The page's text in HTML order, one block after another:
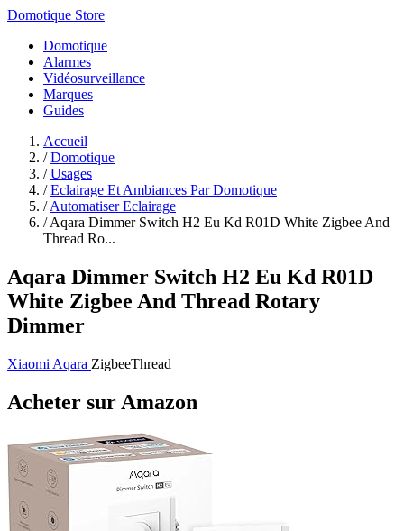
Domotique Store
Domotique
Alarmes
Vidéosurveillance
Marques
Guides
Accueil
/ Domotique
/ Usages
/ Eclairage Et Ambiances Par Domotique
/ Automatiser Eclairage
/ Aqara Dimmer Switch H2 Eu Kd R01D White Zigbee And
Thread Ro...
Aqara Dimmer Switch H2 Eu Kd R01D
White Zigbee And Thread Rotary
Dimmer
Xiaomi Aqara ZigbeeThread
Acheter sur Amazon